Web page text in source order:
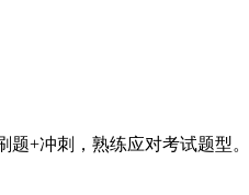
题+冲刺，熟练应对考试题型